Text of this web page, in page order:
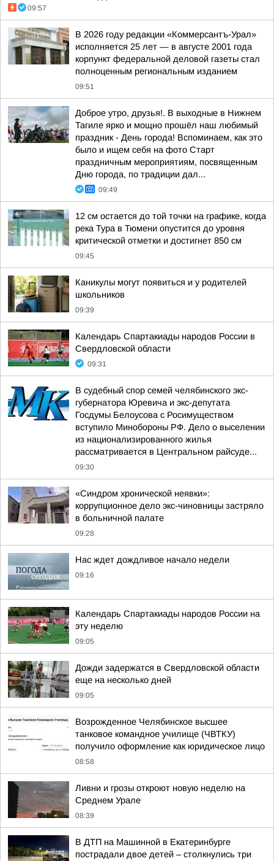
09:57
В 2026 году редакции «Коммерсантъ-Урал»
исполняется 25 лет — в августе 2001 года
корпункт федеральной деловой газеты стал
полноценным региональным изданием
09:51
Доброе утро, друзья!. В выходные в Нижнем
Тагиле ярко и мощно прошёл наш любимый
праздник - День города! Вспоминаем, как это
было и ищем себя на фото Cтарт
праздничным мероприятиям, посвященным
Дню города, по традиции дал...
09:49
12 см остается до той точки на графике, когда
река Тура в Тюмени опустится до уровня
критической отметки и достигнет 850 см
09:45
Каникулы могут появиться и у родителей
школьников
09:39
Календарь Спартакиады народов России в
Свердловской области
09:31
В судебный спор семей челябинского экс-
губернатора Юревича и экс-депутата
Госдумы Белоусова с Росимуществом
вступило Минобороны РФ. Дело о выселении
из национализированного жилья
рассматривается в Центральном райсуде...
09:30
«Синдром хронической неявки»:
коррупционное дело экс-чиновницы застряло
в больничной палате
09:28
Нас ждет дождливое начало недели
09:16
Календарь Спартакиады народов России на
эту неделю
09:05
Дожди задержатся в Свердловской области
еще на несколько дней
09:05
Возрожденное Челябинское высшее
танковое командное училище (ЧВТКУ)
получило оформление как юридическое лицо
08:58
Ливни и грозы откроют новую неделю на
Среднем Урале
08:39
В ДТП на Машинной в Екатеринбурге
пострадали двое детей – столкнулись три